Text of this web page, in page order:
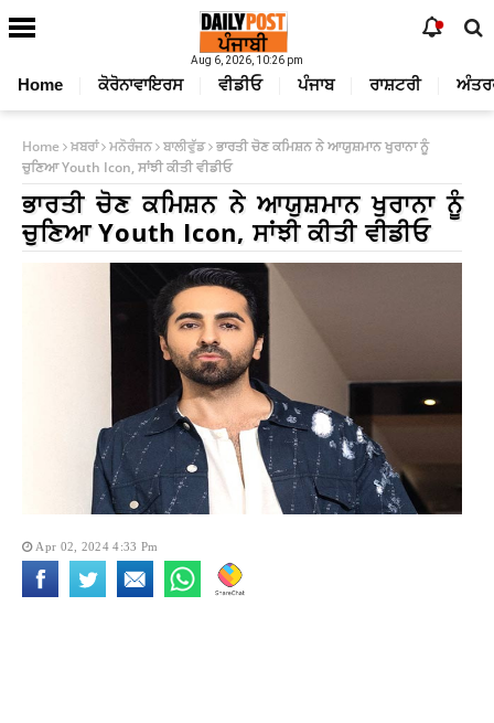
Aug 6, 2026, 10:26 pm
Home ਕੋਰੋਨਾਵਾਇਰਸ ਵੀਡੀਓ ਪੰਜਾਬ ਰਾਸ਼ਟਰੀ
Home ਖ਼ਬਰਾਂ ਮਨੋਰੰਜਨ ਬਾਲੀਵੁੱਡ ਭਾਰਤੀ ਚੋਣ ਕਮਿਸ਼ਨ ਨੇ ਆਯੁਸ਼ਮਾਨ ਖੁਰਾਨਾ ਨੂੰ
ਚੁਣਿਆ Youth Icon, ਸਾਂਝੀ ਕੀਤੀ ਵੀਡੀਓ
ਭਾਰਤੀ ਚੋਣ ਕਮਿਸ਼ਨ ਨੇ ਆਯੁਸ਼ਮਾਨ ਖੁਰਾਨਾ ਨੂੰ
ਚੁਣਿਆ Youth Icon, ਸਾਂਝੀ ਕੀਤੀ ਵੀਡੀਓ
Apr 02, 2024 4:33 Pm